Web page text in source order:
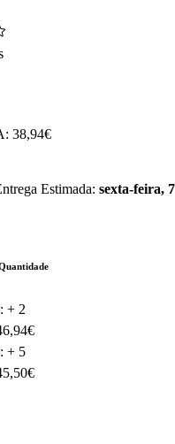
38,94€
Estimada: sexta-feira,
+ 2
+ 5